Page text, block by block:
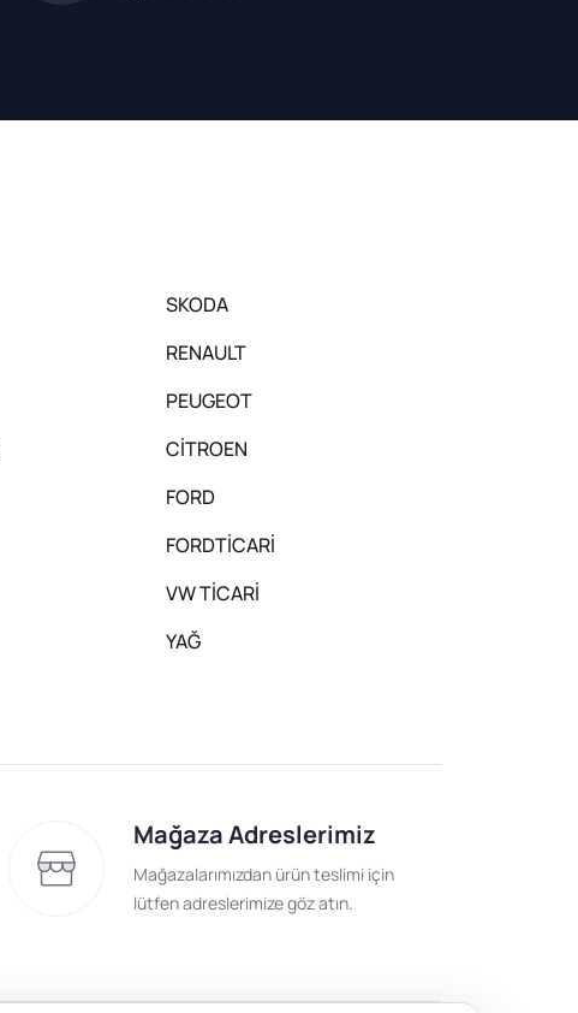
SKODA
RENAULT
PEUGEOT
CİTROEN
FORD
FORDTİCARİ
VW TİCARİ
YAĞ
Mağaza Adreslerimiz
Mağazalarımızdan ürün teslimi için
lütfen adreslerimize göz atın.